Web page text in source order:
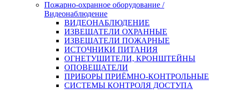
Пожарно-охранное оборудование /
Видеонаблюдение
ВИДЕОНАБЛЮДЕНИЕ
ИЗВЕЩАТЕЛИ ОХРАННЫЕ
ИЗВЕЩАТЕЛИ ПОЖАРНЫЕ
ИСТОЧНИКИ ПИТАНИЯ
ОГНЕТУШИТЕЛИ, КРОНШТЕЙНЫ
ОПОВЕЩАТЕЛИ
ПРИБОРЫ ПРИЁМНО-КОНТРОЛЬНЫЕ
СИСТЕМЫ КОНТРОЛЯ ДОСТУПА